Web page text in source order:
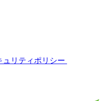
ュリティポリシー